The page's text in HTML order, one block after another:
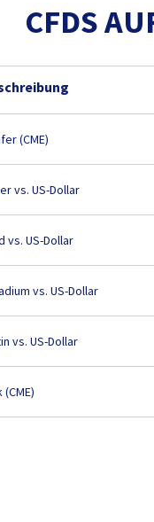
CFDS
(CME)
vs. US-Dollar
vs. US-Dollar
vs. US-Dollar
vs. US-Dollar
(CME)